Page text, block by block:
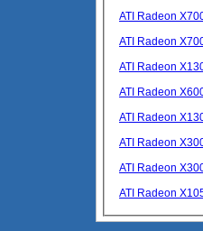
ATI Radeon
ATI Radeon
ATI Radeon
ATI Radeon
ATI Radeon
ATI Radeon
ATI Radeon